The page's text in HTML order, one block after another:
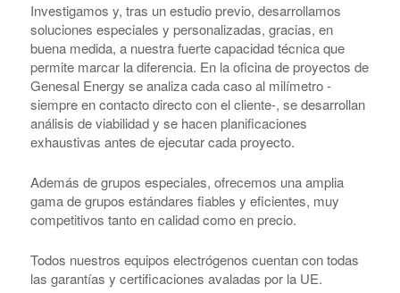
Investigamos y, tras un estudio previo, desarrollamos
soluciones especiales y personalizadas, gracias, en
buena medida, a nuestra fuerte capacidad técnica que
permite marcar la diferencia. En la oficina de proyectos de
Genesal Energy se analiza cada caso al milímetro -
siempre en contacto directo con el cliente-, se desarrollan
análisis de viabilidad y se hacen planificaciones
exhaustivas antes de ejecutar cada proyecto.
Además de grupos especiales, ofrecemos una amplia
gama de grupos estándares fiables y eficientes, muy
competitivos tanto en calidad como en precio.
Todos nuestros equipos electrógenos cuentan con todas
las garantías y certificaciones avaladas por la UE.